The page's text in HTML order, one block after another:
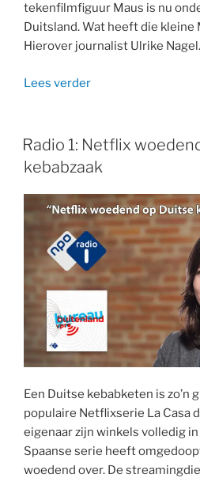
tekenfilmfiguur Maus is nu
Duitsland. Wat heeft die kleine
Hierover journalist Ulrike Nagel.
Lees verder“Radio
in
Duitsland
over
Die
Sendung
mit
der
Maus”
Radio 1: Netflix
kebabzaak
Een Duitse kebabketen is zo’n
populaire Netflixserie La Casa
eigenaar zijn winkels volledig
Spaanse serie heeft
woedend over. De